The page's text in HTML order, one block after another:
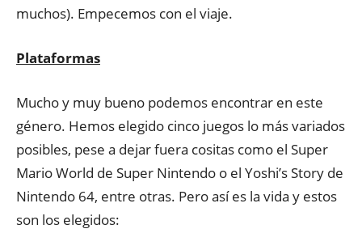
muchos). Empecemos con el viaje.
Plataformas
Mucho y muy bueno podemos encontrar en este
género. Hemos elegido cinco juegos lo más variados
posibles, pese a dejar fuera cositas como el Super
Mario World de Super Nintendo o el Yoshi’s Story de
Nintendo 64, entre otras. Pero así es la vida y estos
son los elegidos: